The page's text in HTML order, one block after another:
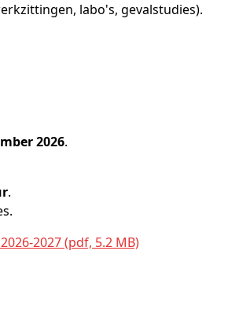
labo's, gevalstudies).
2026.
.
2027 (pdf, 5.2 MB)